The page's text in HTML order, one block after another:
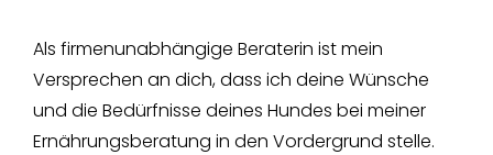
Als firmenunabhängige Beraterin ist mein
Versprechen an dich, dass ich deine Wünsche
und die Bedürfnisse deines Hundes bei meiner
Ernährungsberatung in den Vordergrund stelle.